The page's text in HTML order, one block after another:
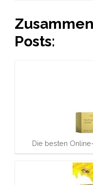
Posts:
Die besten